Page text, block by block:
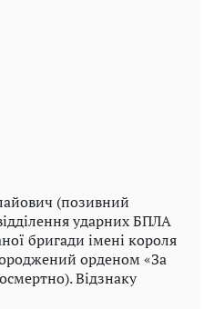
(позивний
ударних БПЛА
бригади імені короля
орденом «За
Відзнаку